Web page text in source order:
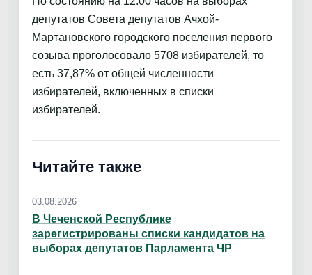
депутатов Совета депутатов Ачхой-
Мартановского городского поселения первого
созыва проголосовало 5708 избирателей, то
есть 37,87% от общей численности
избирателей, включенных в списки
избирателей.
Читайте также
03.08.2026
В Чеченской Республике
зарегистрированы списки кандидатов на
выборах депутатов Парламента ЧР